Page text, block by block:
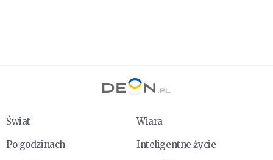
Świat
Wiara
Po godzinach
Inteligentne życie